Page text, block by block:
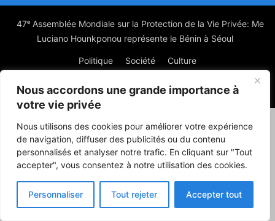
Nous accordons une grande importance à
votre vie privée
Nous utilisons des cookies pour améliorer votre expérience
de navigation, diffuser des publicités ou du contenu
personnalisés et analyser notre trafic. En cliquant sur "Tout
accepter", vous consentez à notre utilisation des cookies.
Personnaliser Tout rejeter Accepter tout
47ᵉ Assemblée Mondiale sur la Protection de la Vie Privée: Me
Luciano Hounkponou représente le Bénin à Séoul
Politique Société Culture
© Powered by digitXplus Francophone